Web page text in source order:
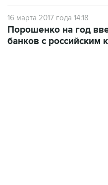
16 марта 2017 года 14:18
Порошенко на год
банков с российским